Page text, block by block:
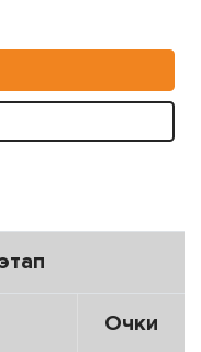
Очки